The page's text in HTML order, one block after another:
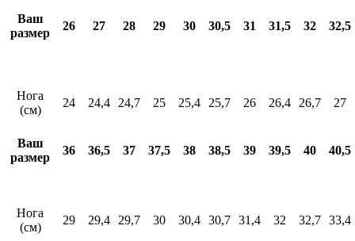
Ваш
размер
26 27 28 29 30 30,5 31 31,5 32 32,5
Нога
(см)
24 24,4 24,7 25 25,4 25,7 26 26,4 26,7 27
Ваш
размер
36 36,5 37 37,5 38 38,5 39 39,5 40 40,5
Нога
(см)
29 29,4 29,7 30 30,4 30,7 31,4 32 32,7 33,4